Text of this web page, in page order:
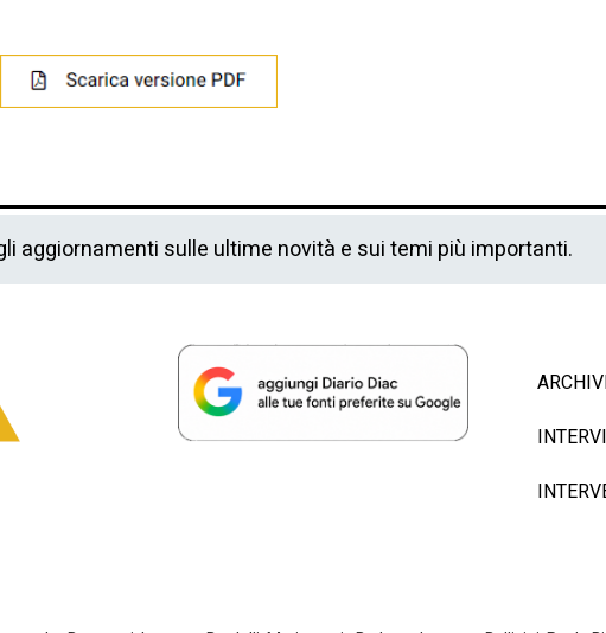
aggiornamenti sulle ultime novità e sui temi più importanti.